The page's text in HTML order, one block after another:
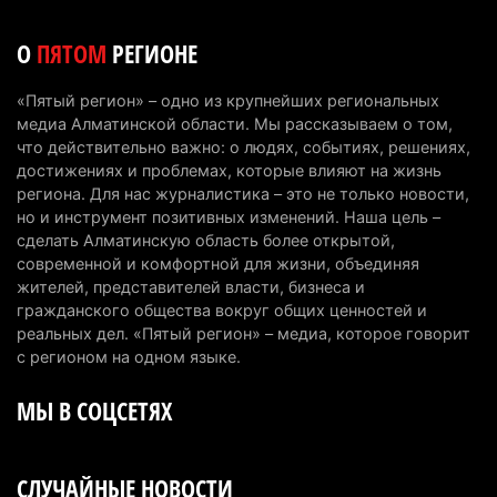
В Талгарском районе загорелись строительные
карьера
7 августа 2026 г. 09:52 221
Жители Алматы и Алматинской области смогут
увидеть долги своего дома в квитанциях за свет
7 августа 2026 г. 06:28
В Алматинской области отменили приговор за
наркотики из-за того, что подсудимому не дали
последнее слово
Проезд по БАКАД резко подорожал: в
тарифы
ОПЯТОМ РЕГИОНЕ
«Пятый регион» – одно из крупнейших региональных
медиа Алматинской области. Мы рассказываем о том,
что действительно важно: о людях, событиях, решениях,
достижениях и проблемах, которые влияют на жизнь
региона. Для нас журналистика – это не только новости,
но и инструмент позитивных изменений. Наша цель –
сделать Алматинскую область более открытой,
современной и комфортной для жизни, объединяя
жителей, представителей власти, бизнеса и
гражданского общества вокруг общих ценностей и
реальных дел. «Пятый регион» – медиа, которое говорит
с регионом на одном языке.
МЫ В СОЦСЕТЯХ
СЛУЧАЙНЫЕ НОВОСТИ